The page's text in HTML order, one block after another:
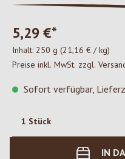
5,29 €*
Inhalt: 250 g (21,16 € / kg)
Preise inkl. MwSt. zzgl.
Sofort verfügbar,
IN